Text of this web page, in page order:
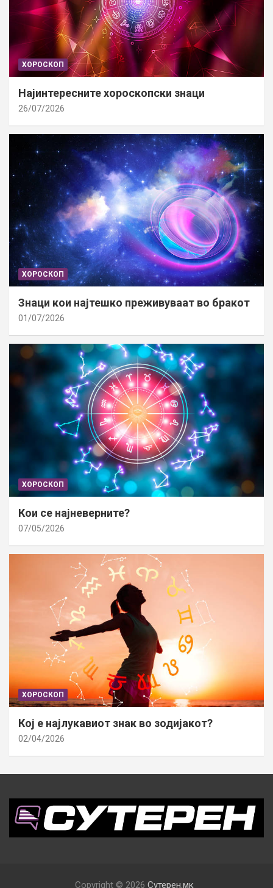
ХОРОСКОП
Најинтересните хороскопски знаци
26/07/2026
ХОРОСКОП
Знаци кои најтешко преживуваат во бракот
01/07/2026
ХОРОСКОП
Кои се најневерните?
07/05/2026
ХОРОСКОП
Кој е најлукавиот знак во зодијакот?
02/04/2026
Copyright © 2026 Сутерен.мк